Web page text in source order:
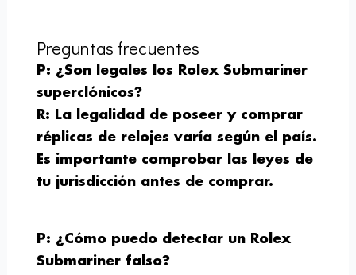
Preguntas frecuentes
P: ¿Son legales los Rolex Submariner
superclónicos?
R: La legalidad de poseer y comprar
réplicas de relojes varía según el país.
Es importante comprobar las leyes de
tu jurisdicción antes de comprar.
P: ¿Cómo puedo detectar un Rolex
Submariner falso?